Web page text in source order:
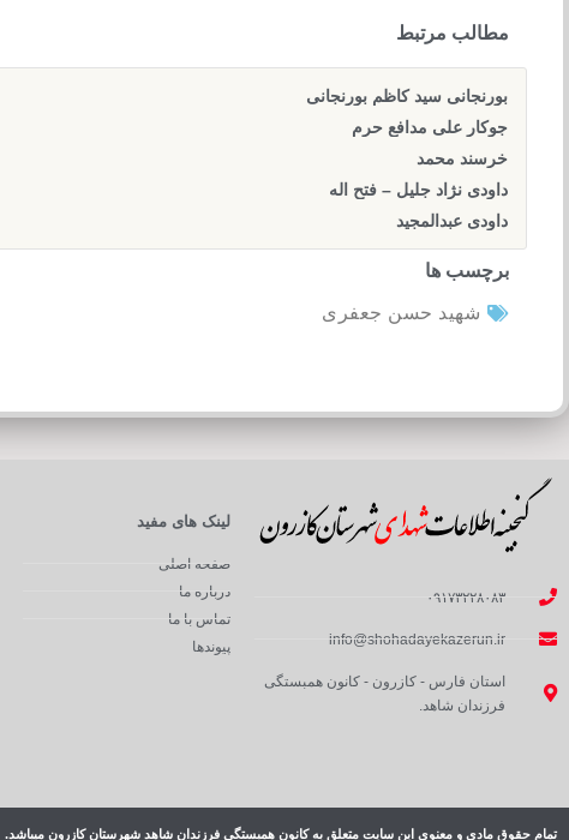
مطالب مرتبط
بورنجانی سید کاظم بورنجانی
جوکار علی مدافع حرم
خرسند محمد
داودی نژاد جلیل – فتح اله
داودی عبدالمجید
برچسب ها
شهید حسن جعفری
۰۹۱۷۳۲۲۸۰۸۳
info@shohadayekazerun.ir
استان فارس - کازرون - کانون همبستگی
فرزندان شاهد.
لینک های مفید
صفحه اصلی
درباره ما
تماس با ما
پیوندها
تمام حقوق مادی و معنوی این سایت متعلق به کانون همبستگی فرزندان شاهد شهرستان کازرون میباشد.